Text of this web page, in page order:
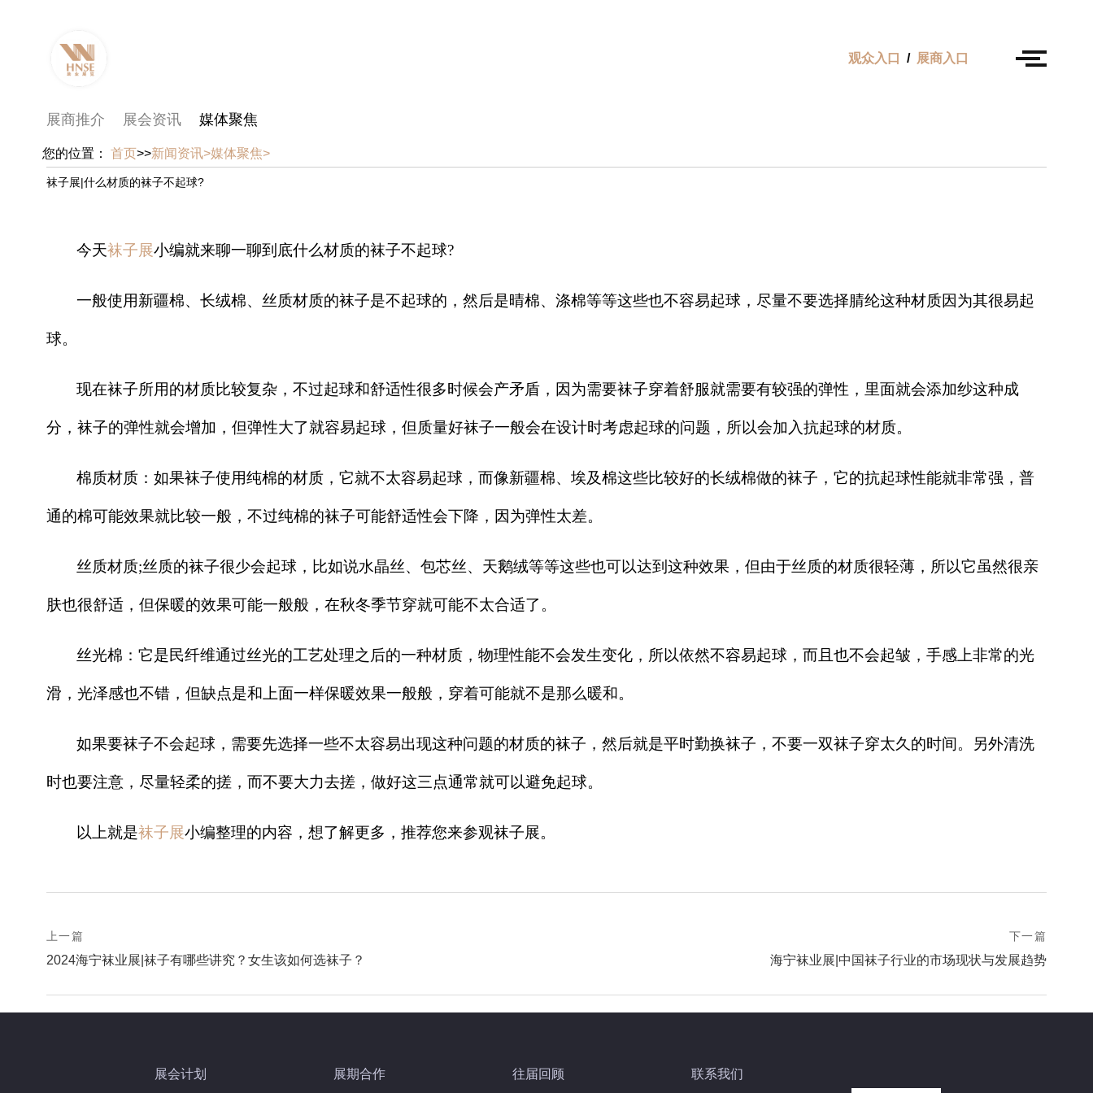
观众入口 / 展商入口
展商推介 展会资讯 媒体聚焦
您的位置： 首页>>新闻资讯>媒体聚焦>
袜子展|什么材质的袜子不起球?
今天袜子展小编就来聊一聊到底什么材质的袜子不起球?
一般使用新疆棉、长绒棉、丝质材质的袜子是不起球的，然后是晴棉、涤棉等等这些也不容易起球，尽量不要选择腈纶这种材质因为其很易起
球。
现在袜子所用的材质比较复杂，不过起球和舒适性很多时候会产矛盾，因为需要袜子穿着舒服就需要有较强的弹性，里面就会添加纱这种成
分，袜子的弹性就会增加，但弹性大了就容易起球，但质量好袜子一般会在设计时考虑起球的问题，所以会加入抗起球的材质。
棉质材质：如果袜子使用纯棉的材质，它就不太容易起球，而像新疆棉、埃及棉这些比较好的长绒棉做的袜子，它的抗起球性能就非常强，普
通的棉可能效果就比较一般，不过纯棉的袜子可能舒适性会下降，因为弹性太差。
丝质材质;丝质的袜子很少会起球，比如说水晶丝、包芯丝、天鹅绒等等这些也可以达到这种效果，但由于丝质的材质很轻薄，所以它虽然很亲
肤也很舒适，但保暖的效果可能一般般，在秋冬季节穿就可能不太合适了。
丝光棉：它是民纤维通过丝光的工艺处理之后的一种材质，物理性能不会发生变化，所以依然不容易起球，而且也不会起皱，手感上非常的光
滑，光泽感也不错，但缺点是和上面一样保暖效果一般般，穿着可能就不是那么暖和。
如果要袜子不会起球，需要先选择一些不太容易出现这种问题的材质的袜子，然后就是平时勤换袜子，不要一双袜子穿太久的时间。另外清洗
时也要注意，尽量轻柔的搓，而不要大力去搓，做好这三点通常就可以避免起球。
以上就是袜子展小编整理的内容，想了解更多，推荐您来参观袜子展。
Post
上一篇
postPrevious
2024海宁袜业展|袜子有哪些讲究？女生该如何选袜子？
下一篇
next
page
海宁袜业展|中国袜子行业的市场现状与发展趋势
展会计划 展期合作 往届回顾 联系我们